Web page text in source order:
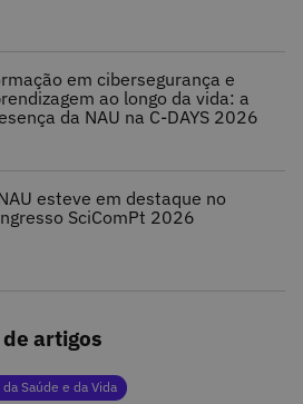
em cibersegurança e
ao longo da vida: a
da NAU na C-DAYS 2026
esteve em destaque no
SciComPt 2026
artigos
Saúde e da Vida